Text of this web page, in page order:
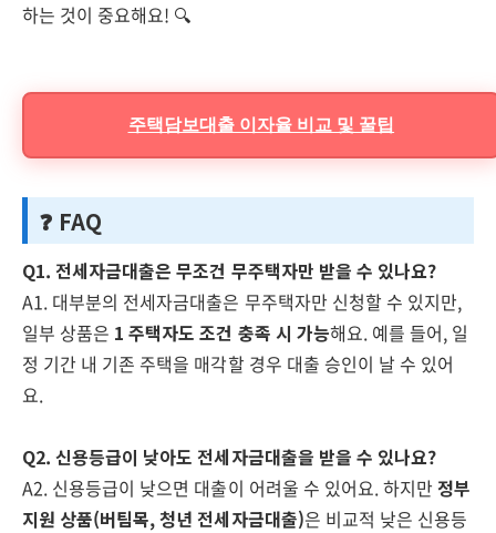
하는 것이 중요해요! 🔍
주택담보대출 이자율 비교 및 꿀팁
❓ FAQ
Q1. 전세자금대출은 무조건 무주택자만 받을 수 있나요?
A1. 대부분의 전세자금대출은 무주택자만 신청할 수 있지만,
일부 상품은 1 주택자도 조건 충족 시 가능해요. 예를 들어, 일
정 기간 내 기존 주택을 매각할 경우 대출 승인이 날 수 있어
요.
Q2. 신용등급이 낮아도 전세자금대출을 받을 수 있나요?
A2. 신용등급이 낮으면 대출이 어려울 수 있어요. 하지만 정부
지원 상품(버팀목, 청년 전세자금대출)은 비교적 낮은 신용등